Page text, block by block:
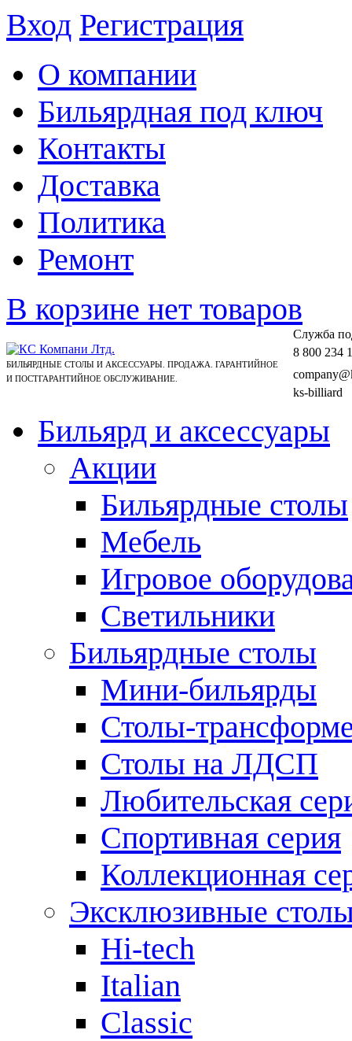
Вход Регистрация
О компании
Бильярдная под ключ
Контакты
Доставка
Политика
Ремонт
В корзине нет товаров
БИЛЬЯРДНЫЕ СТОЛЫ И АКСЕССУАРЫ. ПРОДАЖА. ГАРАНТИЙНОЕ
И ПОСТГАРАНТИЙНОЕ ОБСЛУЖИВАНИЕ.
Cлужба
8 800 234
ks-billiard
Бильярд и аксессуары
Акции
Бильярдные столы
Мебель
Игровое
Светильники
Бильярдные столы
Мини-бильярды
Столы-
Столы на ЛДСП
Любительская
Спортивная серия
Коллекционная
Эксклюзивные
Hi-tech
Italian
Сlassic